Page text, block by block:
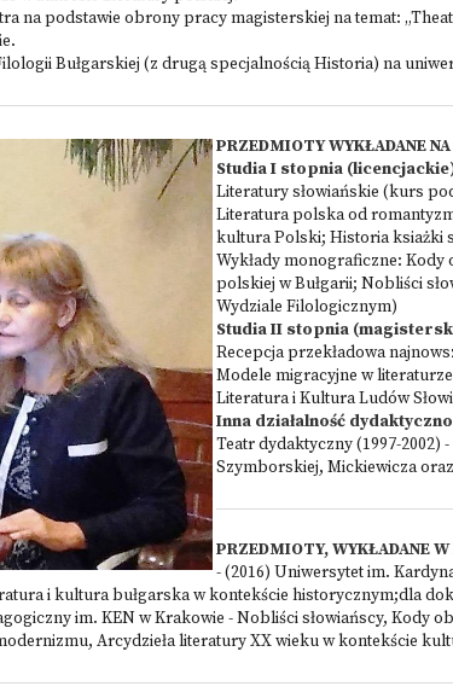
na podstawie obrony pracy magisterskiej na temat:
Bułgarskiej (z drugą specjalnością Historia) na
PRZEDMIOTY WYKŁADANE
Studia I stopnia
Literatury słowiańskie (kurs
Literatura polska od
kultura Polski; Historia ksiażki
Wykłady monograficzne:
polskiej w Bułgarii; Nobliści
Wydziale Filologicznym)
Studia II stopnia
Recepcja przekładowa
Modele migracyjne w
Literatura i Kultura Ludów
Inna działalność
Teatr dydaktyczny (1997-2002)
Szymborskiej, Mickiewicza
PRZEDMIOTY, WYKŁADANE
- (2016) Uniwersytet im.
i kultura bułgarska w kontekście historycznym;dla
im. KEN w Krakowie - Nobliści słowiańscy, Kody
Arcydzieła literatury XX wieku w kontekście